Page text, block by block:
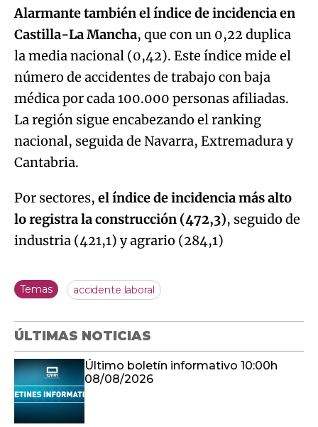
Alarmante también el índice de incidencia en
Castilla-La Mancha, que con un 0,22 duplica
la media nacional (0,42). Este índice mide el
número de accidentes de trabajo con baja
médica por cada 100.000 personas afiliadas.
La región sigue encabezando el ranking
nacional, seguida de Navarra, Extremadura y
Cantabria.
Por sectores, el índice de incidencia más alto
lo registra la construcción (472,3), seguido de
industria (421,1) y agrario (284,1)
Temas accidente laboral
ÚLTIMAS NOTICIAS
Último boletín informativo 10:00h
08/08/2026